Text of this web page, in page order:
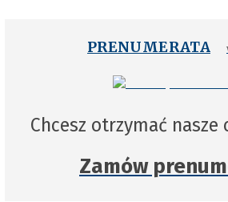
PRENUMERATA
Chcesz otrzymać nasze
Zamów